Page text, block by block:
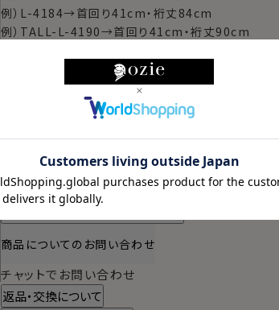
例）L-4184→首回り41cm・裄丈84cm
例）TALL-L-4190→首回り41cm・裄丈90cm
13時00分までのご注文で
2026/08/08（土）に宅配便でお届けします。
（※裄丈加工・刺繍がある場合は除く）
東京都
商品についてのお問い合わせ
チャットでお問い合わせ
返品・交換について